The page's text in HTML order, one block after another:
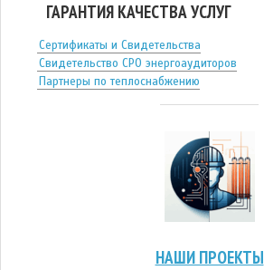
ГАРАНТИЯ КАЧЕСТВА УСЛУГ
Сертификаты и Свидетельства
Свидетельство СРО энергоаудиторов
Партнеры по теплоснабжению
НАШИ ПРОЕКТЫ